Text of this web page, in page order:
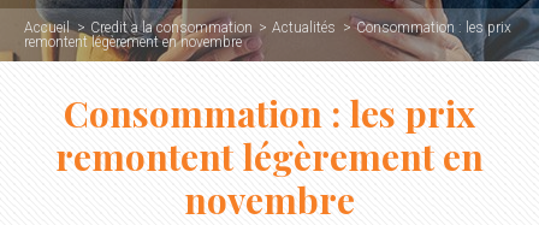
Accueil Credit a la consommation Actualités
Consommation : les prix
remontent légèrement en novembre
Consommation : les prix
remontent légèrement en
novembre